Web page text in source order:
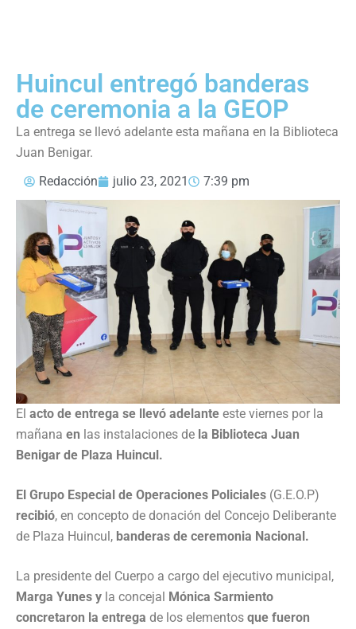
Huincul entregó banderas
de ceremonia a la GEOP
La entrega se llevó adelante esta mañana en la Biblioteca
Juan Benigar.
Redacción
julio 23, 2021 7:39 pm
El acto de entrega se llevó adelante este viernes por la
mañana en las instalaciones de la Biblioteca Juan
Benigar de Plaza Huincul.
El Grupo Especial de Operaciones Policiales (G.E.O.P)
recibió, en concepto de donación del Concejo Deliberante
de Plaza Huincul, banderas de ceremonia Nacional.
La presidente del Cuerpo a cargo del ejecutivo municipal,
Marga Yunes y la concejal Mónica Sarmiento
concretaron la entrega de los elementos que fueron